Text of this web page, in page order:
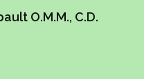
O.M.M., C.D.